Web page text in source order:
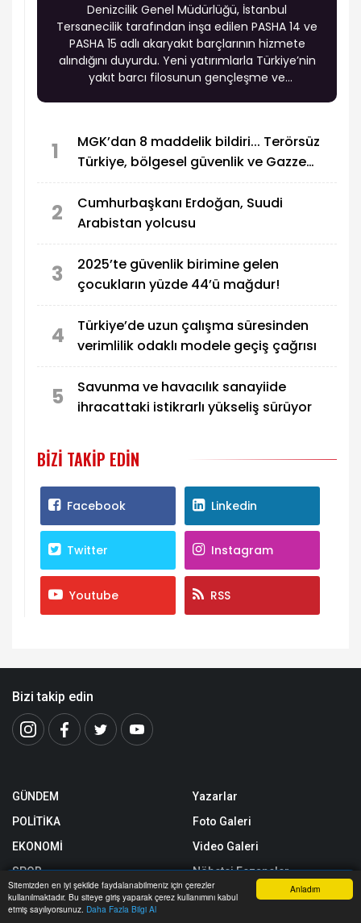
Anladım
Sitemizden en iyi şekilde faydalanabilmeniz için çerezler
kullanılmaktadır. Bu siteye giriş yaparak çerez kullanımını kabul
etmiş sayılıyorsunuz. Daha Fazla Bilgi Al
Denizcilik Genel Müdürlüğü, İstanbul
Tersanecilik tarafından inşa edilen PASHA 14 ve
PASHA 15 adlı akaryakıt barçlarının hizmete
alındığını duyurdu. Yeni yatırımlarla Türkiye’nin
yakıt barcı filosunun gençleşme ve
1
MGK’dan 8 maddelik bildiri... Terörsüz
Türkiye, bölgesel güvenlik ve Gazze
2
Cumhurbaşkanı Erdoğan, Suudi
Arabistan yolcusu
3
2025’te güvenlik birimine gelen
çocukların yüzde 44’ü mağdur!
4
Türkiye’de uzun çalışma süresinden
verimlilik odaklı modele geçiş çağrısı
5
Savunma ve havacılık sanayiide
ihracattaki istikrarlı yükseliş sürüyor
BIZI TAKIP EDIN
Facebook Linkedin
Twitter Instagram
Youtube RSS
Bizi takip edin
GÜNDEM
POLİTİKA
EKONOMİ
SPOR
DÜNYA
Yazarlar
Foto Galeri
Video Galeri
Nöbetçi Eczaneler
Firma Rehberi
Anasayfa Yazarlar Haber Ara İhbar Hattı Menu